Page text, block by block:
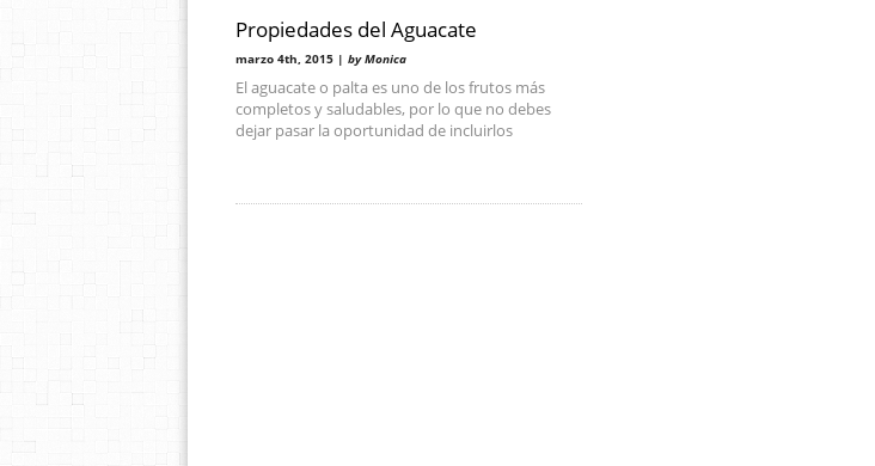
Propiedades del Aguacate
marzo 4th, 2015 | by Monica
El aguacate o palta es uno de los frutos más
completos y saludables, por lo que no debes
dejar pasar la oportunidad de incluirlos